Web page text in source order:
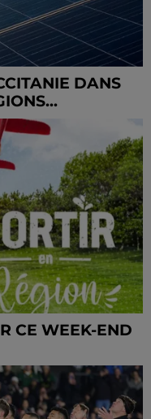
DANS
CE WEEK-END